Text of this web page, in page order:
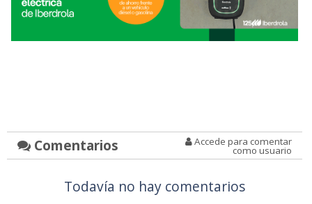
Comentarios Accede para comentar
como usuario
Todavía no hay comentarios